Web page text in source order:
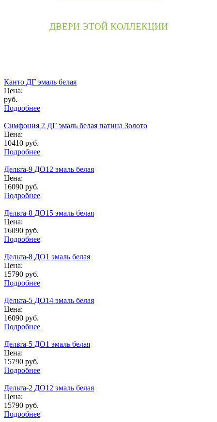
ДВЕРИ ЭТОЙ КОЛЛЕКЦИИ
Канто ДГ эмаль белая
Цена:
руб.
Подробнее
Симфония 2 ДГ эмаль белая патина Золото
Цена:
10410 руб.
Подробнее
Дельта-9 ДО12 эмаль белая
Цена:
16090 руб.
Подробнее
Дельта-8 ДО15 эмаль белая
Цена:
16090 руб.
Подробнее
Дельта-8 ДО1 эмаль белая
Цена:
15790 руб.
Подробнее
Дельта-5 ДО14 эмаль белая
Цена:
16090 руб.
Подробнее
Дельта-5 ДО1 эмаль белая
Цена:
15790 руб.
Подробнее
Дельта-2 ДО12 эмаль белая
Цена:
15790 руб.
Подробнее